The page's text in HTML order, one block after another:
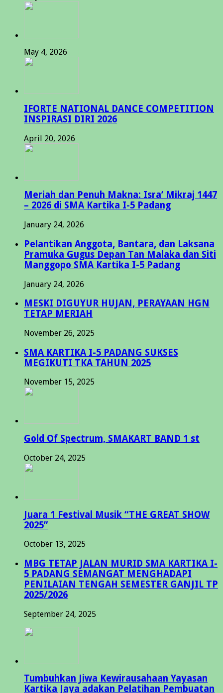
May 4, 2026
IFORTE NATIONAL DANCE COMPETITION
INSPIRASI DIRI 2026
April 20, 2026
Meriah dan Penuh Makna: Isra’ Mikraj 1447
– 2026 di SMA Kartika I-5 Padang
January 24, 2026
Pelantikan Anggota, Bantara, dan Laksana
Pramuka Gugus Depan Tan Malaka dan Siti
Manggopo SMA Kartika I-5 Padang
January 24, 2026
MESKI DIGUYUR HUJAN, PERAYAAN HGN
TETAP MERIAH
November 26, 2025
SMA KARTIKA I-5 PADANG SUKSES
MEGIKUTI TKA TAHUN 2025
November 15, 2025
Gold Of Spectrum, SMAKART BAND 1 st
October 24, 2025
Juara 1 Festival Musik “THE GREAT SHOW
2025”
October 13, 2025
MBG TETAP JALAN MURID SMA KARTIKA I-
5 PADANG SEMANGAT MENGHADAPI
PENILAIAN TENGAH SEMESTER GANJIL TP
2025/2026
September 24, 2025
Tumbuhkan Jiwa Kewirausahaan Yayasan
Kartika Jaya adakan Pelatihan Pembuatan